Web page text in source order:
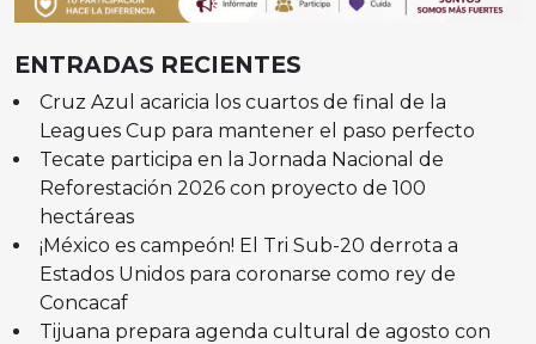
ENTRADAS RECIENTES
Cruz Azul acaricia los cuartos de final de la
Leagues Cup para mantener el paso perfecto
Tecate participa en la Jornada Nacional de
Reforestación 2026 con proyecto de 100
hectáreas
¡México es campeón! El Tri Sub-20 derrota a
Estados Unidos para coronarse como rey de
Concacaf
Tijuana prepara agenda cultural de agosto con